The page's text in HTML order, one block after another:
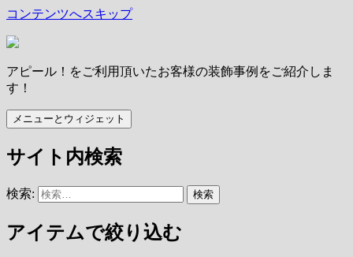
コンテンツへスキップ
アピール！をご利用頂いたお客様の装飾事例をご紹介しま
す！
メニューとウィジェット
サイト内検索
検索:
アイテムで絞り込む